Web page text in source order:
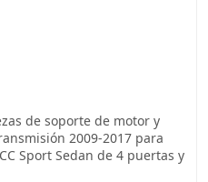
de soporte de motor y
2009-2017 para
Sport Sedan de 4 puertas y